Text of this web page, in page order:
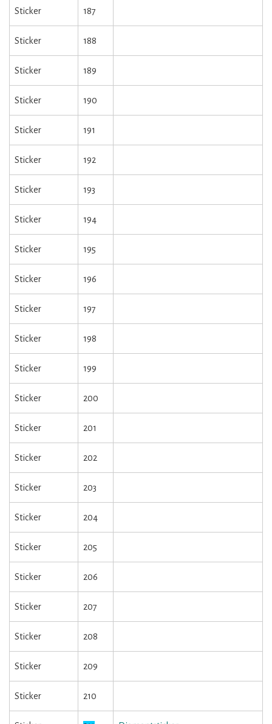
Sticker 187
Sticker 188
Sticker 189
Sticker 190
Sticker 191
Sticker 192
Sticker 193
Sticker 194
Sticker 195
Sticker 196
Sticker 197
Sticker 198
Sticker 199
Sticker 200
Sticker 201
Sticker 202
Sticker 203
Sticker 204
Sticker 205
Sticker 206
Sticker 207
Sticker 208
Sticker 209
Sticker 210